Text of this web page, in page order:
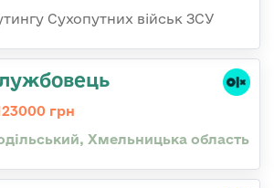
Сухопутних військ ЗСУ
грн
Хмельницька область